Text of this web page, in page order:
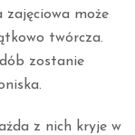
zajęciowa może
twórcza.
zostanie
z nich kryje w